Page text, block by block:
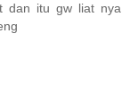
dan itu gw liat nya